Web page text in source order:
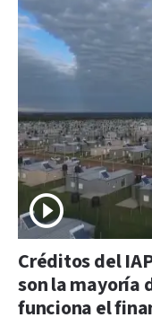
Créditos del
son la mayoría
funciona el